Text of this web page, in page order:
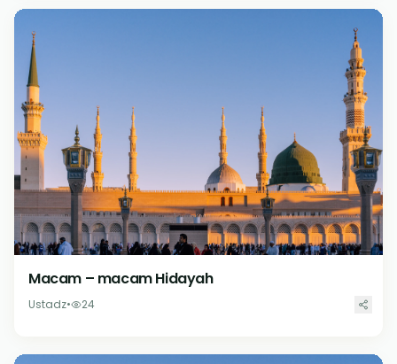
Macam – macam Hidayah
Ustadz• 24